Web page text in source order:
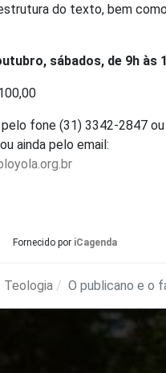
do texto, bem
sábados, de 9h às
fone (31) 3342-2847
ainda pelo email:
Fornecido por iCagenda
Teologia O publicano e o